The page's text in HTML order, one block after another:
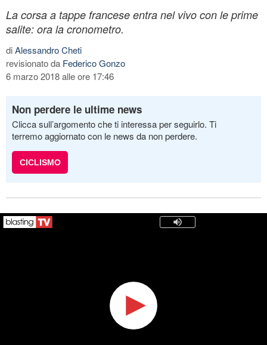
La corsa a tappe francese entra nel vivo con le prime
salite: ora la cronometro.
diAlessandro Cheti
revisionato da Federico Gonzo
6 marzo 2018 alle ore 17:46
Non perdere le ultime news
Clicca sull’argomento che ti interessa per seguirlo. Ti
terremo aggiornato con le news da non perdere.
CICLISMO